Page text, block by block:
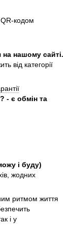
кодом
на нашому сайті.
від категорії
- є обмін та
і буду)
жодних
ритмом життя
і у